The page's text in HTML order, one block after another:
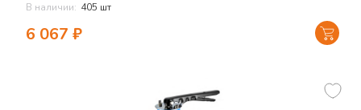
В наличии: 405 шт
6 067 ₽